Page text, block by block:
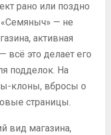
рано или поздно
— не
активная
всё это делает его
подделок. На
клоны, вбросы о
страницы.
вид магазина,